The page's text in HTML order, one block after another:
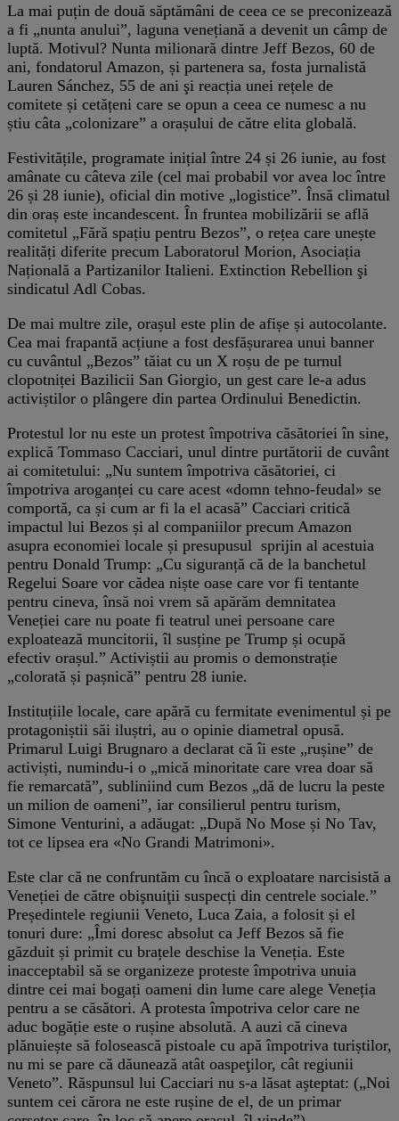
La mai puțin de două săptămâni de ceea ce se preconizează
a fi „nunta anului”, laguna venețiană a devenit un câmp de
luptă. Motivul? Nunta milionară dintre Jeff Bezos, 60 de
ani, fondatorul Amazon, și partenera sa, fosta jurnalistă
Lauren Sánchez, 55 de ani şi reacția unei rețele de
comitete și cetățeni care se opun a ceea ce numesc a nu
știu câta „colonizare” a orașului de către elita globală.
Festivitățile, programate inițial între 24 și 26 iunie, au fost
amânate cu câteva zile (cel mai probabil vor avea loc între
26 și 28 iunie), oficial din motive „logistice”. Însă climatul
din oraș este incandescent. În fruntea mobilizării se află
comitetul „Fără spațiu pentru Bezos”, o rețea care unește
realități diferite precum Laboratorul Morion, Asociația
Națională a Partizanilor Italieni. Extinction Rebellion şi
sindicatul Adl Cobas.
De mai multre zile, orașul este plin de afișe și autocolante.
Cea mai frapantă acțiune a fost desfășurarea unui banner
cu cuvântul „Bezos” tăiat cu un X roșu de pe turnul
clopotniței Bazilicii San Giorgio, un gest care le-a adus
activiștilor o plângere din partea Ordinului Benedictin.
Protestul lor nu este un protest împotriva căsătoriei în sine,
explică Tommaso Cacciari, unul dintre purtătorii de cuvânt
ai comitetului: „Nu suntem împotriva căsătoriei, ci
împotriva aroganței cu care acest «domn tehno-feudal» se
comportă, ca și cum ar fi la el acasă” Cacciari critică
impactul lui Bezos și al companiilor precum Amazon
asupra economiei locale și presupusul sprijin al acestuia
pentru Donald Trump: „Cu siguranță că de la banchetul
Regelui Soare vor cădea niște oase care vor fi tentante
pentru cineva, însă noi vrem să apărăm demnitatea
Veneției care nu poate fi teatrul unei persoane care
exploatează muncitorii, îl susține pe Trump și ocupă
efectiv orașul.” Activiștii au promis o demonstrație
„colorată și pașnică” pentru 28 iunie.
Instituțiile locale, care apără cu fermitate evenimentul și pe
protagoniștii săi iluștri, au o opinie diametral opusă.
Primarul Luigi Brugnaro a declarat că îi este „rușine” de
activiști, numindu-i o „mică minoritate care vrea doar să
fie remarcată”, subliniind cum Bezos „dă de lucru la peste
un milion de oameni”, iar consilierul pentru turism,
Simone Venturini, a adăugat: „După No Mose și No Tav,
tot ce lipsea era «No Grandi Matrimoni».
Este clar că ne confruntăm cu încă o exploatare narcisistă a
Veneției de către obişnuiţii suspecți din centrele sociale.”
Președintele regiunii Veneto, Luca Zaia, a folosit și el
tonuri dure: „Îmi doresc absolut ca Jeff Bezos să fie
găzduit și primit cu brațele deschise la Veneția. Este
inacceptabil să se organizeze proteste împotriva unuia
dintre cei mai bogați oameni din lume care alege Veneția
pentru a se căsători. A protesta împotriva celor care ne
aduc bogăție este o rușine absolută. A auzi că cineva
plănuiește să folosească pistoale cu apă împotriva turiștilor,
nu mi se pare că dăunează atât oaspeţilor, cât regiunii
Veneto”. Răspunsul lui Cacciari nu s-a lăsat aşteptat: („Noi
suntem cei cărora ne este rușine de el, de un primar